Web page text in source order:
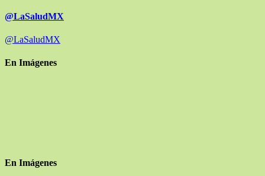
@LaSaludMX
@LaSaludMX
En Imágenes
En Imágenes